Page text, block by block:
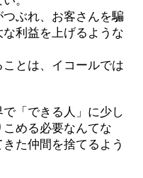
ぶれ、お客さんを騙
利益を上げるような
とは、イコールでは
「できる人」に少し
める必要なんてな
た仲間を捨てるよう